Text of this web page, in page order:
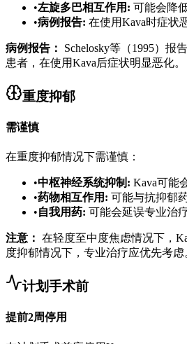
•左旋多巴相互作用 : 可能会降
•病例报告: 在使用Kava时症状
病例报告：
Schelosky等（1995）报
患者，在使用Kava后症状明显恶化。
重度抑郁
需谨慎
在重度抑郁情况下需谨慎：
•中枢神经系统抑制 : Kava可能
•药物相互作用 : 可能与抗抑郁
•自我用药: 可能会延误专业治
注意： 在轻度至中度焦虑情况下，
度抑郁情况下，专业治疗应优先考虑
计划手术前
提前2周停用